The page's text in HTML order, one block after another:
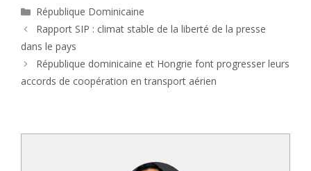
Catégories
République Dominicaine
Rapport SIP : climat stable de la liberté de la presse
dans le pays
République dominicaine et Hongrie font progresser leurs
accords de coopération en transport aérien